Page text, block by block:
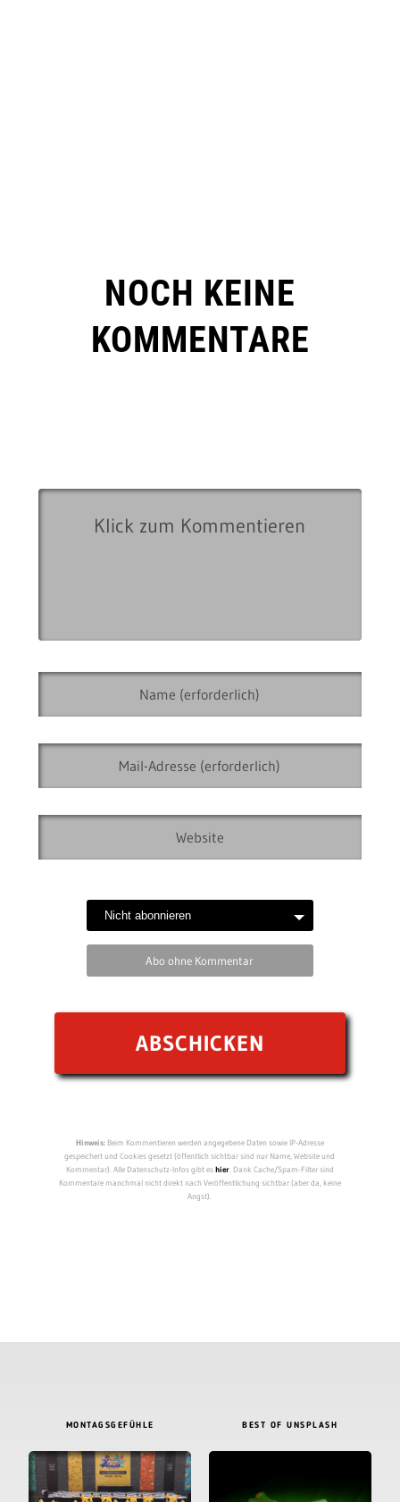
NOCH KEINE
KOMMENTARE
Abo ohne Kommentar
Hinweis:Beim Kommentieren werden angegebene Daten sowie IP-Adresse
gespeichert und Cookies gesetzt (öffentlich sichtbar sind nur Name, Website und
Kommentar). Alle Datenschutz-Infos gibt eshier. Dank Cache/Spam-Filter sind
Kommentare manchmal nicht direkt nach Veröffentlichung sichtbar (aber da, keine
Angst).
MONTAGSGEFÜHLE BEST OF UNSPLASH